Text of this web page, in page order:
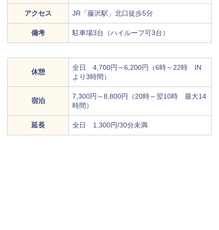
アクセス JR「藤沢駅」北口徒歩5分
備考 駐車場3台（ハイルーフ可3台）
休憩
全日 4,700円～6,200円（6時～22時 IN
より3時間）
宿泊
7,300円～8,800円（20時～翌10時 最大14
時間）
延長 全日 1,300円/30分未満